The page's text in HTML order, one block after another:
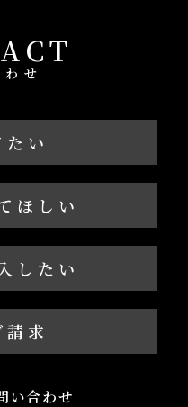
せ
い
ほしい
したい
求
い合わせ